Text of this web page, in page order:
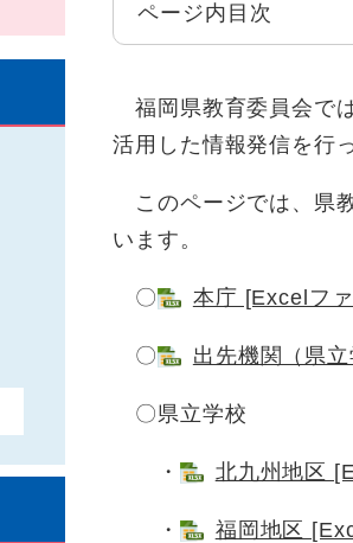
ページ内目次
福岡県教育委員会で
活用した情報発信を行
このページでは、県
います。
〇 本庁 [Excelフ
〇 出先機関（県
〇県立学校
・ 北九州地区
・ 福岡地区